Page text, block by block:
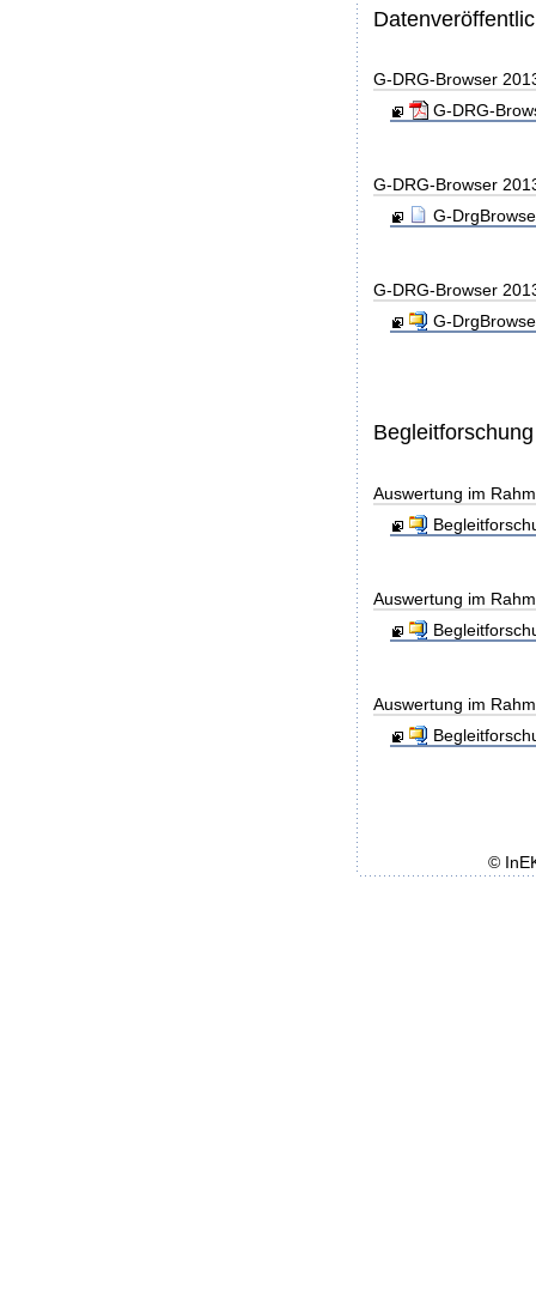
G-DRG-Browser
G-DRG-
G-DRG-Browser
G-
G-DRG-Browser
G-
Begleitforschung
Auswertung im
Auswertung im
Auswertung im
©